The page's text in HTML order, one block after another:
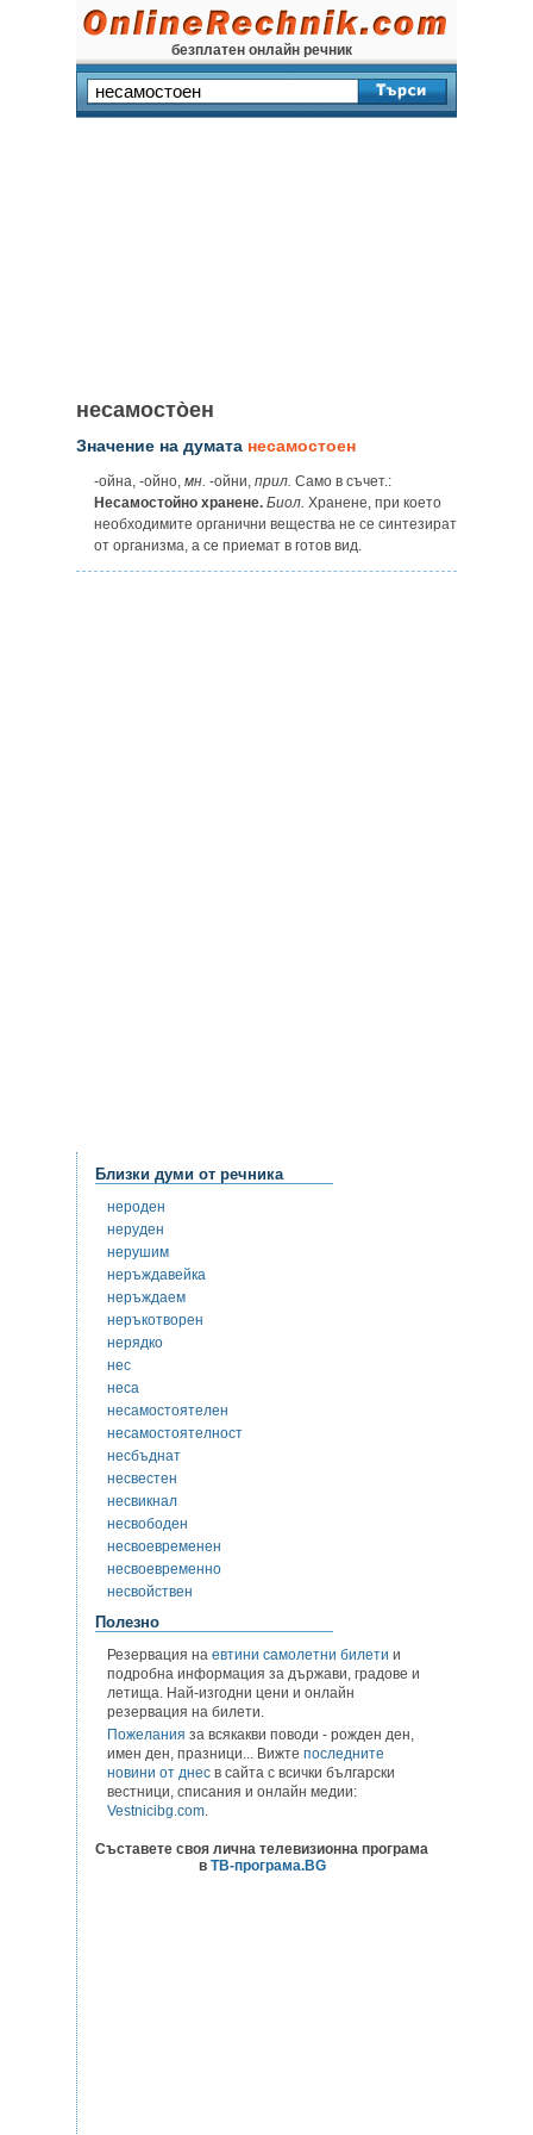
безплатен онлайн речник
несамосто̀ен
Значение на думата несамостоен
-ойна, -ойно, мн. ‑ойни, прил. Само в съчет.:
Несамостойно хранене. Биол. Хранене, при което
необходимите органични вещества не се синтезират
от организма, а се приемат в готов вид.
Близки думи от речника
нероден
неруден
нерушим
неръждавейка
неръждаем
неръкотворен
нерядко
нес
неса
несамостоятелен
несамостоятелност
несбъднат
несвестен
несвикнал
несвободен
несвоевременен
несвоевременно
несвойствен
Полезно
Резервация на евтини самолетни билети и
подробна информация за държави, градове и
летища. Най-изгодни цени и онлайн
резервация на билети.
Пожелания за всякакви поводи - рожден ден,
имен ден, празници... Вижте последните
новини от днес в сайта с всички български
вестници, списания и онлайн медии:
Vestnicibg.com.
Съставете своя лична телевизионна програма
в ТВ-програма.BG